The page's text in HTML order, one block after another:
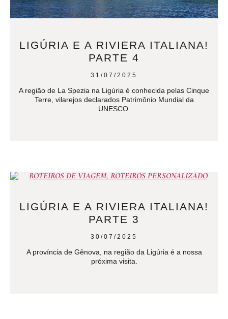
LIGÚRIA E A RIVIERA ITALIANA!
PARTE 4
31/07/2025
A região de La Spezia na Ligúria é conhecida pelas Cinque
Terre, vilarejos declarados Patrimônio Mundial da
UNESCO.
LIGÚRIA E A RIVIERA ITALIANA!
PARTE 3
30/07/2025
A província de Gênova, na região da Ligúria é a nossa
próxima visita.